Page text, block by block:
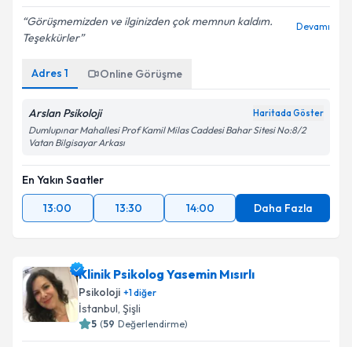
Görüşmemizden ve ilginizden çok memnun kaldım.
Teşekkürler
Devamı
Adres 1 Online Görüşme
Arslan Psikoloji Haritada Göster
Dumlupınar Mahallesi Prof Kamil Milas Caddesi Bahar Sitesi No:8/2
Vatan Bilgisayar Arkası
En Yakın Saatler
13:00
13:30 14:00 Daha Fazla
Klinik Psikolog Yasemin Mısırlı
Psikoloji +1diğer
İstanbul, Şişli
5 (59 Değerlendirme)